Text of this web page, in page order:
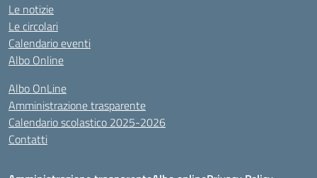
Le notizie
Le circolari
Calendario eventi
Albo Online
Albo OnLine
Amministrazione trasparente
Calendario scolastico 2025-2026
Contatti